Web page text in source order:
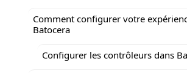
Comment configurer votre
Batocera
Configurer les contrôleurs dans